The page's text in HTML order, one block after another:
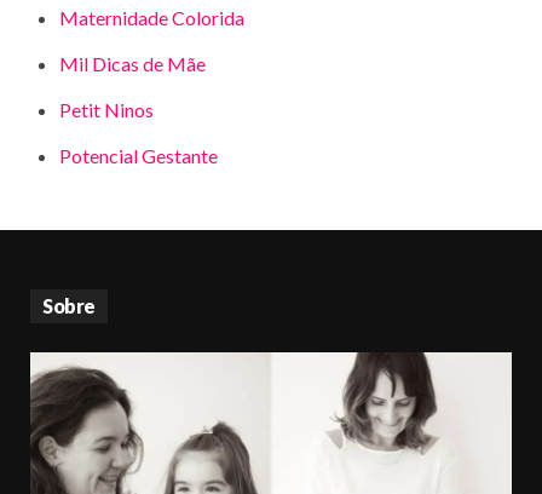
Maternidade Colorida
Mil Dicas de Mãe
Petit Ninos
Potencial Gestante
Sobre